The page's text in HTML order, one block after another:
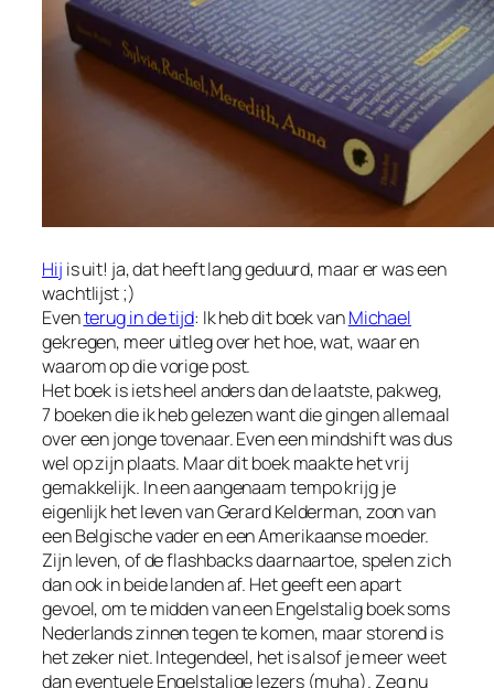
Hij is uit! ja, dat heeft lang geduurd, maar er was een
wachtlijst ;)
Eventerug in de tijd: Ik heb dit boek vanMichael
gekregen, meer uitleg over het hoe, wat, waar en
waarom op die vorige post.
Het boek is iets heel anders dan de laatste, pakweg,
7 boeken die ik heb gelezen want die gingen allemaal
over een jonge tovenaar. Even een mindshift was dus
wel op zijn plaats. Maar dit boek maakte het vrij
gemakkelijk. In een aangenaam tempo krijg je
eigenlijk het leven van Gerard Kelderman, zoon van
een Belgische vader en een Amerikaanse moeder.
Zijn leven, of de flashbacks daarnaartoe, spelen zich
dan ook in beide landen af. Het geeft een apart
gevoel, om te midden van een Engelstalig boek soms
Nederlands zinnen tegen te komen, maar storend is
het zeker niet. Integendeel, het is alsof je meer weet
dan eventuele Engelstalige lezers (muha). Zeg nu